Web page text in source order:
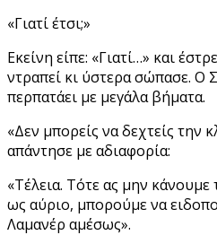
«Γιατί έτσι;»
Εκείνη είπε: «Γιατί…» και
ντραπεί κι ύστερα σώπασε. Ο
περπατάει με μεγάλα βήματα.
«Δεν μπορείς να δεχτείς την
απάντησε με αδιαφορία:
«Τέλεια. Τότε ας μην
ως αύριο, μπορούμε να
Λαμανέρ αμέσως».